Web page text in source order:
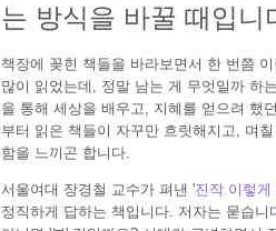
는 방식을 바꿀 때입니
책장에 꽂힌 책들을 바라보면서 한 번쯤
많이 읽었는데, 정말 남는 게 무엇일까 하
을 통해 세상을 배우고, 지혜를 얻으려 했
부터 읽은 책들이 자꾸만 흐릿해지고, 며
함을 느끼곤 합니다.
서울여대 장경철 교수가 펴낸 '진작 이렇게
정직하게 답하는 책입니다. 저자는 묻습니